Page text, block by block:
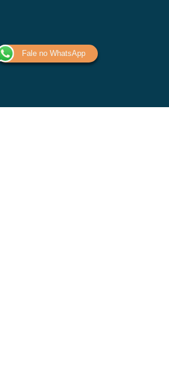
Fale no WhatsApp